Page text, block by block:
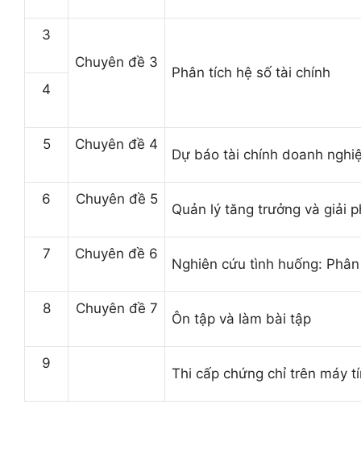
3
Chuyên đề 3
Phân tích hệ số tài chính
4
5 Chuyên đề 4
Dự báo tài chính doanh
6 Chuyên đề 5
Quản lý tăng trưởng và giải
7 Chuyên đề 6
Nghiên cứu tình huống:
8 Chuyên đề 7
Ôn tập và làm bài tập
9
Thi cấp chứng chỉ trên máy